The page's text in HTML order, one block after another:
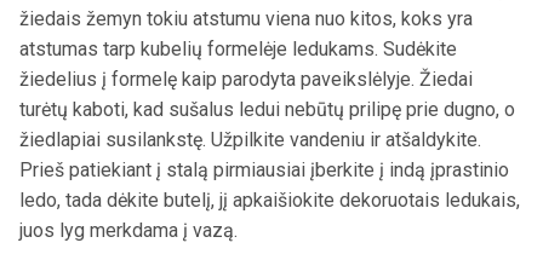
žiedais žemyn tokiu atstumu viena nuo kitos, koks yra
atstumas tarp kubelių formelėje ledukams. Sudėkite
žiedelius į formelę kaip parodyta paveikslėlyje. Žiedai
turėtų kaboti, kad sušalus ledui nebūtų prilipę prie dugno, o
žiedlapiai susilankstę. Užpilkite vandeniu ir atšaldykite.
Prieš patiekiant į stalą pirmiausiai įberkite į indą įprastinio
ledo, tada dėkite butelį, jį apkaišiokite dekoruotais ledukais,
juos lyg merkdama į vazą.